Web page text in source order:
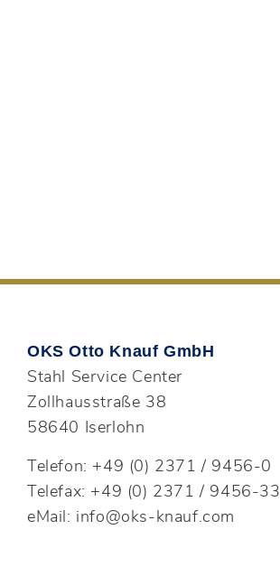
OKS Otto Knauf GmbH
Stahl Service Center
Zollhausstraße 38
58640 Iserlohn
Telefon: +49 (0) 2371 / 9456-0
Telefax: +49 (0) 2371 / 9456-33
eMail: info@oks-knauf.com